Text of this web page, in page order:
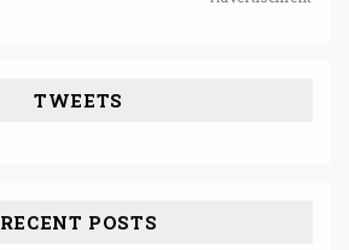
TWEETS
RECENT POSTS